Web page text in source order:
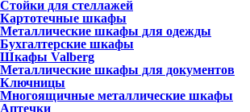
Стойки для стеллажей
Картотечные шкафы
Металлические шкафы для одежды
Бухгалтерские шкафы
Шкафы Valberg
Металлические шкафы для документов
Ключницы
Многоящичные металлические шкафы
Аптечки